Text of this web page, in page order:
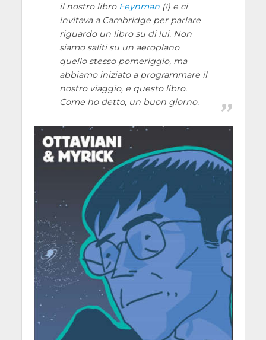
il nostro libro Feynman(!) e ci
invitava a Cambridge per parlare
riguardo un libro su di lui. Non
siamo saliti su un aeroplano
quello stesso pomeriggio, ma
abbiamo iniziato a programmare il
nostro viaggio, e questo libro.
Come ho detto, un buon giorno.